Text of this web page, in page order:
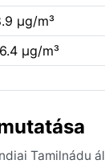
µg/m³
µg/m³
Tamilnádu